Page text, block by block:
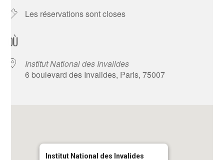
Les réservations sont closes
OÙ
Institut National des Invalides
6 boulevard des Invalides, Paris, 75007
Institut National des Invalides